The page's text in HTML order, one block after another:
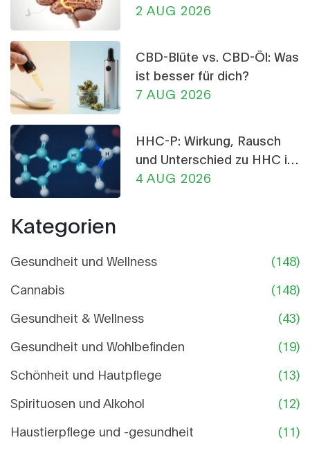
Die Wissenschaft dahinter
2 AUG 2026
CBD-Blüte vs. CBD-Öl: Was
ist besser für dich?
7 AUG 2026
HHC-P: Wirkung, Rausch
und Unterschied zu HHC im
Detail
4 AUG 2026
Kategorien
Gesundheit und Wellness
(148)
Cannabis
(148)
Gesundheit & Wellness
(43)
Gesundheit und Wohlbefinden
(19)
Schönheit und Hautpflege
(13)
Spirituosen und Alkohol
(12)
Haustierpflege und -gesundheit
(11)